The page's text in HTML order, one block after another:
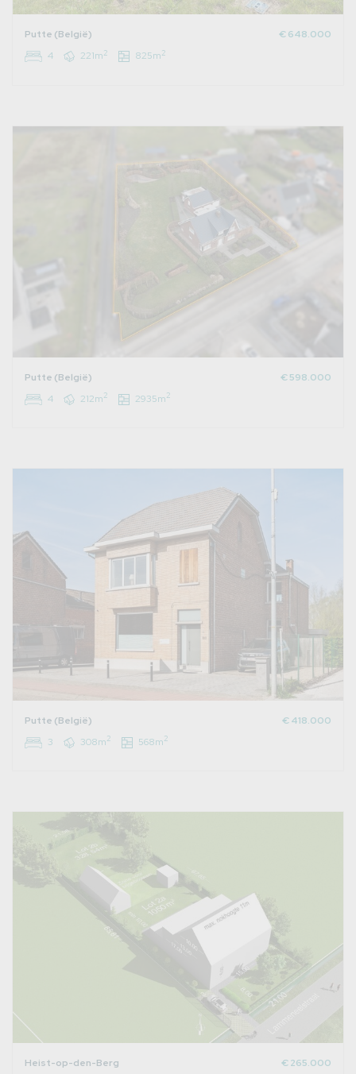
Putte (België)
€ 648.000
4
221m2 825m2
Putte (België)
€ 598.000
4
212m2 2935m2
Putte (België)
€ 418.000
3
308m2 568m2
Heist-op-den-Berg
€ 265.000